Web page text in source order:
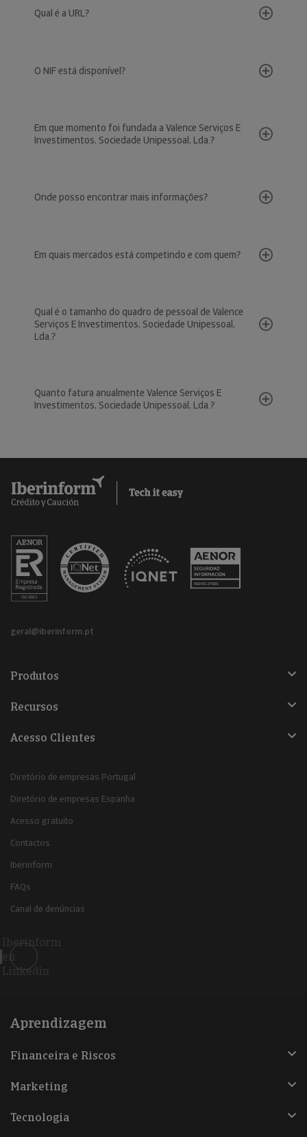
Qual é a URL?
O NIF está disponível?
Em que momento foi fundada a Valence Serviços E
Investimentos, Sociedade Unipessoal, Lda.?
Onde posso encontrar mais informações?
Em quais mercados está competindo e com quem?
Qual é o tamanho do quadro de pessoal de Valence
Serviços E Investimentos, Sociedade Unipessoal,
Lda.?
Quanto fatura anualmente Valence Serviços E
Investimentos, Sociedade Unipessoal, Lda.?
geral@iberinform.pt
Produtos
Recursos
Acesso Clientes
Diretório de empresas Portugal
Diretório de empresas Espanha
Acesso gratuito
Contactos
Iberinform
FAQs
Canal de denúncias
Iberinform
en
Linkedin
Aprendizagem
Financeira e Riscos
Marketing
Tecnologia